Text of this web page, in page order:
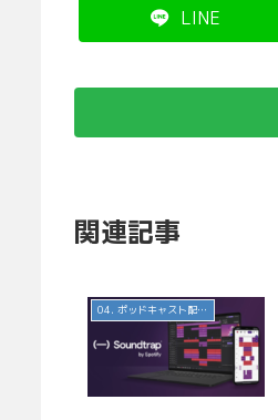
LINE
関連記事
04. ポッドキャスト配信・制作等